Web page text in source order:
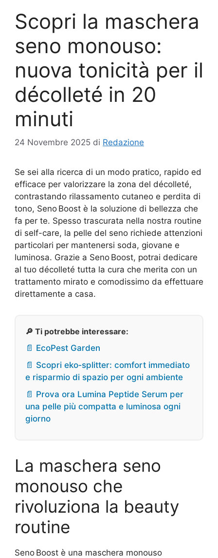
Scopri la maschera
seno monouso:
nuova tonicità per il
décolleté in 20
minuti
24 Novembre 2025 di Redazione
Se sei alla ricerca di un modo pratico, rapido ed
efficace per valorizzare la zona del décolleté,
contrastando rilassamento cutaneo e perdita di
tono, Seno Boost è la soluzione di bellezza che
fa per te. Spesso trascurata nella nostra routine
di self-care, la pelle del seno richiede attenzioni
particolari per mantenersi soda, giovane e
luminosa. Grazie a Seno Boost, potrai dedicare
al tuo décolleté tutta la cura che merita con un
trattamento mirato e comodissimo da effettuare
direttamente a casa.
🔎 Ti potrebbe interessare:
📄 EcoPest Garden
📄 Scopri eko‑splitter: comfort immediato
e risparmio di spazio per ogni ambiente
📄 Prova ora Lumina Peptide Serum per
una pelle più compatta e luminosa ogni
giorno
La maschera seno
monouso che
rivoluziona la beauty
routine
Seno Boost è una maschera monouso